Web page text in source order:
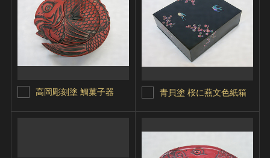
高岡彫刻塗 鯛菓子器 青貝塗 桜に燕文色紙箱